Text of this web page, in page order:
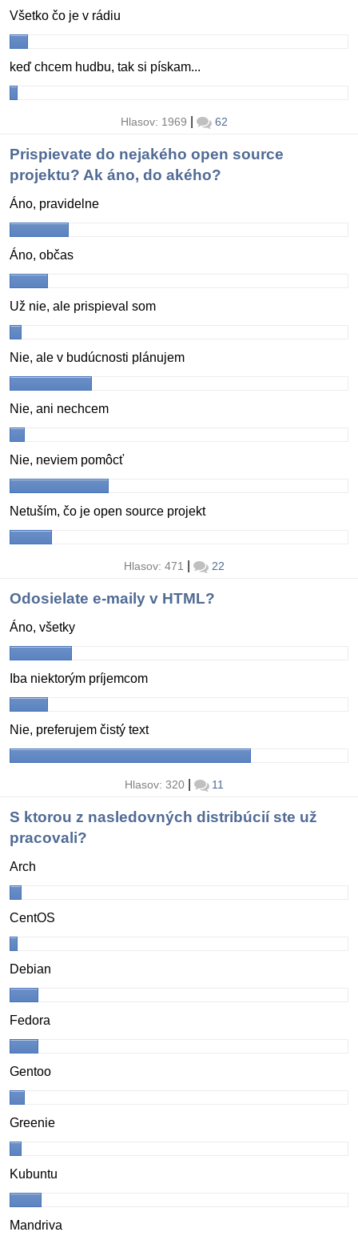
Všetko čo je v rádiu
keď chcem hudbu, tak si pískam...
Hlasov: 1969 | 62
Prispievate do nejakého open source
projektu? Ak áno, do akého?
Áno, pravidelne
Áno, občas
Už nie, ale prispieval som
Nie, ale v budúcnosti plánujem
Nie, ani nechcem
Nie, neviem pomôcť
Netuším, čo je open source projekt
Hlasov: 471 | 22
Odosielate e-maily v HTML?
Áno, všetky
Iba niektorým príjemcom
Nie, preferujem čistý text
Hlasov: 320| 11
S ktorou z nasledovných distribúcií ste už
pracovali?
Arch
CentOS
Debian
Fedora
Gentoo
Greenie
Kubuntu
Mandriva